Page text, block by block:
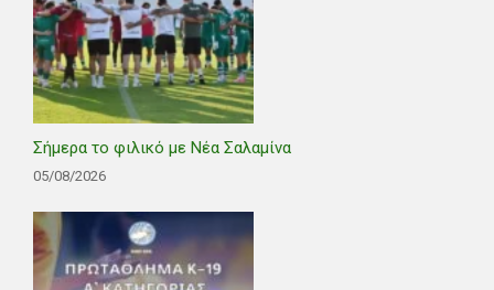
Σήμερα το φιλικό με Νέα Σαλαμίνα
05/08/2026